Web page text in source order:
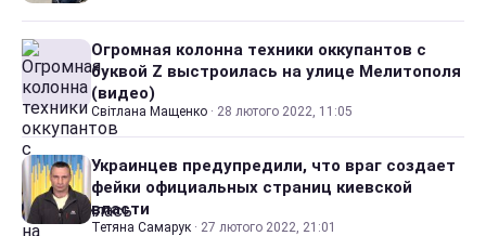
Огромная колонна техники оккупантов с
буквой Z выстроилась на улице Мелитополя
(видео)
Світлана Мащенко · 28 лютого 2022, 11:05
Украинцев предупредили, что враг создает
фейки официальных страниц киевской
власти
Тетяна Самарук · 27 лютого 2022, 21:01